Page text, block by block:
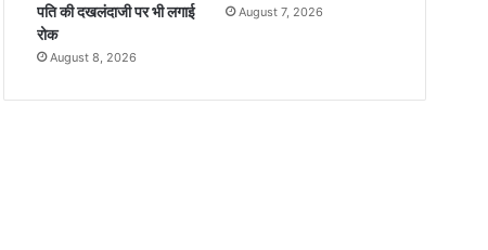
पति की दखलंदाजी पर भी लगाई
रोक
August 8, 2026
August 7, 2026